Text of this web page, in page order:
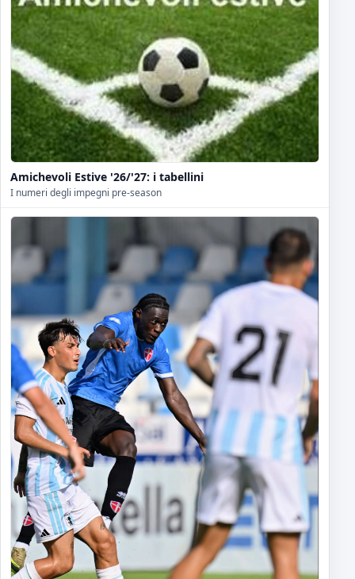
Amichevoli Estive '26/'27: i tabellini
I numeri degli impegni pre-season